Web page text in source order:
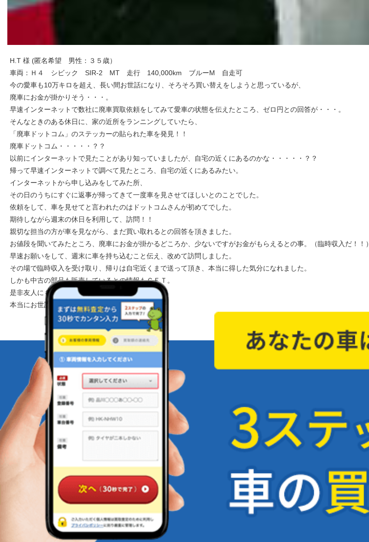
H.T 様 (匿名希望 男性：３５歳）
車両：Ｈ４ シビック SIR-2 MT 走行 140,000km ブルーM 自走可
今の愛車も10万キロを超え、長い間お世話になり、そろそろ買い替えをしようと思っているが、
廃車にお金が掛かりそう・・・。
早速インターネットで数社に廃車買取依頼をしてみて愛車の状態を伝えたところ、ゼロ円との回答が・・・。
そんなときのある休日に、家の近所をランニングしていたら、
「廃車ドットコム」のステッカーの貼られた車を発見！！
廃車ドットコム・・・・・？？
以前にインターネットで見たことがあり知っていましたが、自宅の近くにあるのかな・・・・・？？
帰って早速インターネットで調べて見たところ、自宅の近くにあるみたい。
インターネットから申し込みをしてみた所、
その日のうちにすぐに返事が帰ってきて一度車を見させてほしいとのことでした。
依頼をして、車を見せてと言われたのはドットコムさんが初めてでした。
期待しながら週末の休日を利用して、訪問！！
親切な担当の方が車を見ながら、まだ買い取れるとの回答を頂きました。
お値段を聞いてみたところ、廃車にお金が掛かるどころか、少ないですがお金がもらえるとの事。（臨時収入だ！！）
早速お願いをして、週末に車を持ち込むこと伝え、改めて訪問しました。
その場で臨時収入を受け取り、帰りは自宅近くまで送って頂き、本当に得した気分になれました。
しかも中古の部品も販売しているとの情報もＧＥＴ。
是非友人にも紹介しようと思いました。
本当にお世話になり、ありがとうございました。